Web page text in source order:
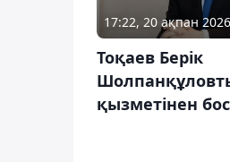
17:22, 20 ақпан 2026
Тоқаев Берік
қызметінен